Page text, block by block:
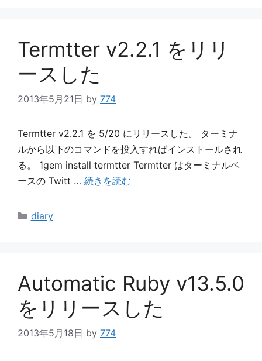
Termtter v2.2.1 をリリ
ースした
2013年5月21日 by 774
Termtter v2.2.1 を 5/20 にリリースした。 ターミナ
ルから以下のコマンドを投入すればインストールされ
る。 1gem install termtter Termtter はターミナルベ
ースの Twitt … 続きを読む
カ
diary
Automatic Ruby v13.5.0
をリリースした
2013年5月18日 by 774